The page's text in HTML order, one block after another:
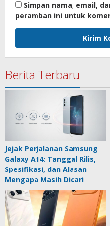
Simpan nama, email,
peramban ini untuk
Berita Terbaru
Jejak Perjalanan Samsung
Galaxy A14: Tanggal Rilis,
Spesifikasi, dan Alasan
Mengapa Masih Dicari